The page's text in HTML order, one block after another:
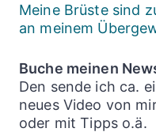
Meine Brüste sind
an meinem
Buche meinen
Den sende ich ca.
neues Video von
oder mit Tipps o.ä.